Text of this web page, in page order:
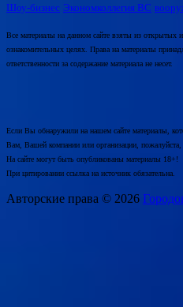
Шоу-бизнес Экономколлегия ВС
Все материалы на данном сайте взяты из открытых
ознакомительных целях. Права на материалы
ответственности за содержание материала не несет.
Если Вы обнаружили на нашем сайте материалы,
Вам, Вашей компании или организации, пожалуйста,
На сайте могут быть опубликованы материалы 18+!
При цитировании ссылка на источник обязательна.
Авторские права © 2026